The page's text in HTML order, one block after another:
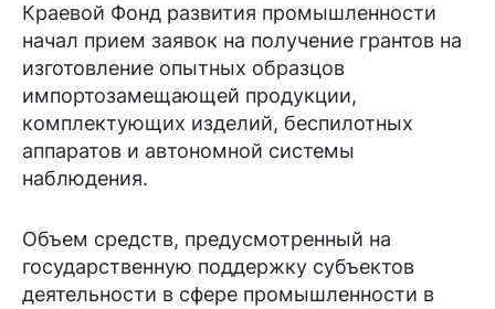
Краевой Фонд развития промышленности
начал прием заявок на получение грантов на
изготовление опытных образцов
импортозамещающей продукции,
комплектующих изделий, беспилотных
аппаратов и автономной системы
наблюдения.
Объем средств, предусмотренный на
государственную поддержку субъектов
деятельности в сфере промышленности в